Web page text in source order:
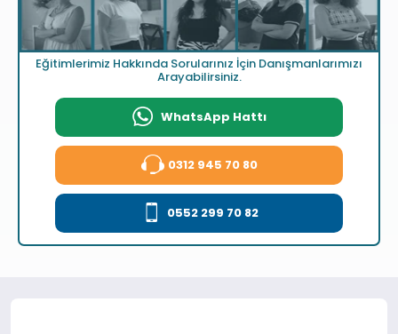
Eğitimlerimiz Hakkında Sorularınız İçin Danışmanlarımızı
Arayabilirsiniz.
WhatsApp Hattı
0312 945 70 80
0552 299 70 82